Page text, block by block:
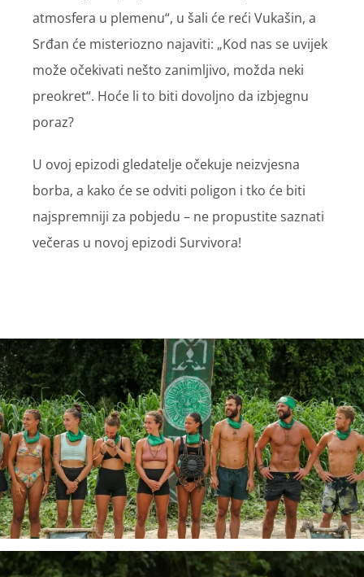
atmosfera u plemenu“, u šali će reći Vukašin, a
Srđan će misteriozno najaviti: „Kod nas se uvijek
može očekivati nešto zanimljivo, možda neki
preokret“. Hoće li to biti dovoljno da izbjegnu
poraz?
U ovoj epizodi gledatelje očekuje neizvjesna
borba, a kako će se odviti poligon i tko će biti
najspremniji za pobjedu – ne propustite saznati
večeras u novoj epizodi Survivora!